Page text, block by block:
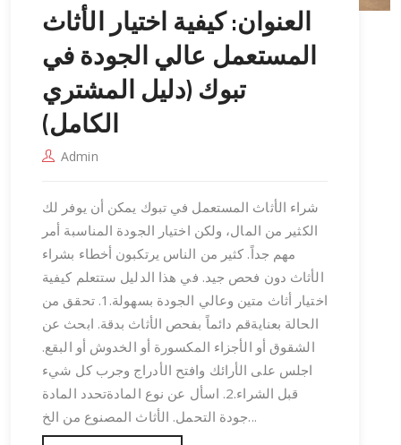
العنوان: كيفية اختيار الأثاث
المستعمل عالي الجودة في
تبوك (دليل المشتري
الكامل)
Admin
شراء الأثاث المستعمل في تبوك يمكن أن يوفر لك
الكثير من المال، ولكن اختيار الجودة المناسبة أمر
مهم جداً. كثير من الناس يرتكبون أخطاء بشراء
الأثاث دون فحص جيد. في هذا الدليل ستتعلم كيفية
اختيار أثاث متين وعالي الجودة بسهولة.1. تحقق من
الحالة بعنايةقم دائماً بفحص الأثاث بدقة. ابحث عن
الشقوق أو الأجزاء المكسورة أو الخدوش أو البقع.
اجلس على الأرائك وافتح الأدراج وجرب كل شيء
قبل الشراء.2. اسأل عن نوع المادةتحدد المادة
جودة التحمل. الأثاث المصنوع من الخ...